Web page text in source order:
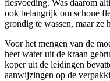
flesvoeding. Was daarom
ook belangrijk om schone
grondig te wassen, maar ze
Voor het mengen van de
heet water uit de kraan
koper uit de leidingen
aanwijzingen op de